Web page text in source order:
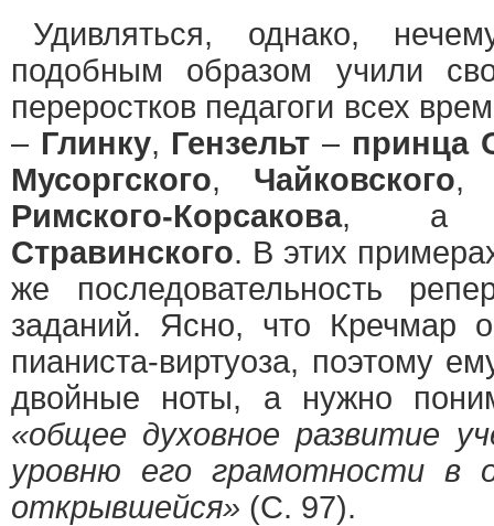
Удивляться, однако,
подобным образом учили
переростков педагоги всех
– Глинку, Гензельт – принца
Мусоргского, Чайковского
Римского-Корсакова, а
Стравинского. В этих
же последовательность
заданий. Ясно, что Кречмар
пианиста-виртуоза, поэтому
двойные ноты, а нужно
«общее духовное развитие
уровню его грамотности в
открывшейся» (С. 97).